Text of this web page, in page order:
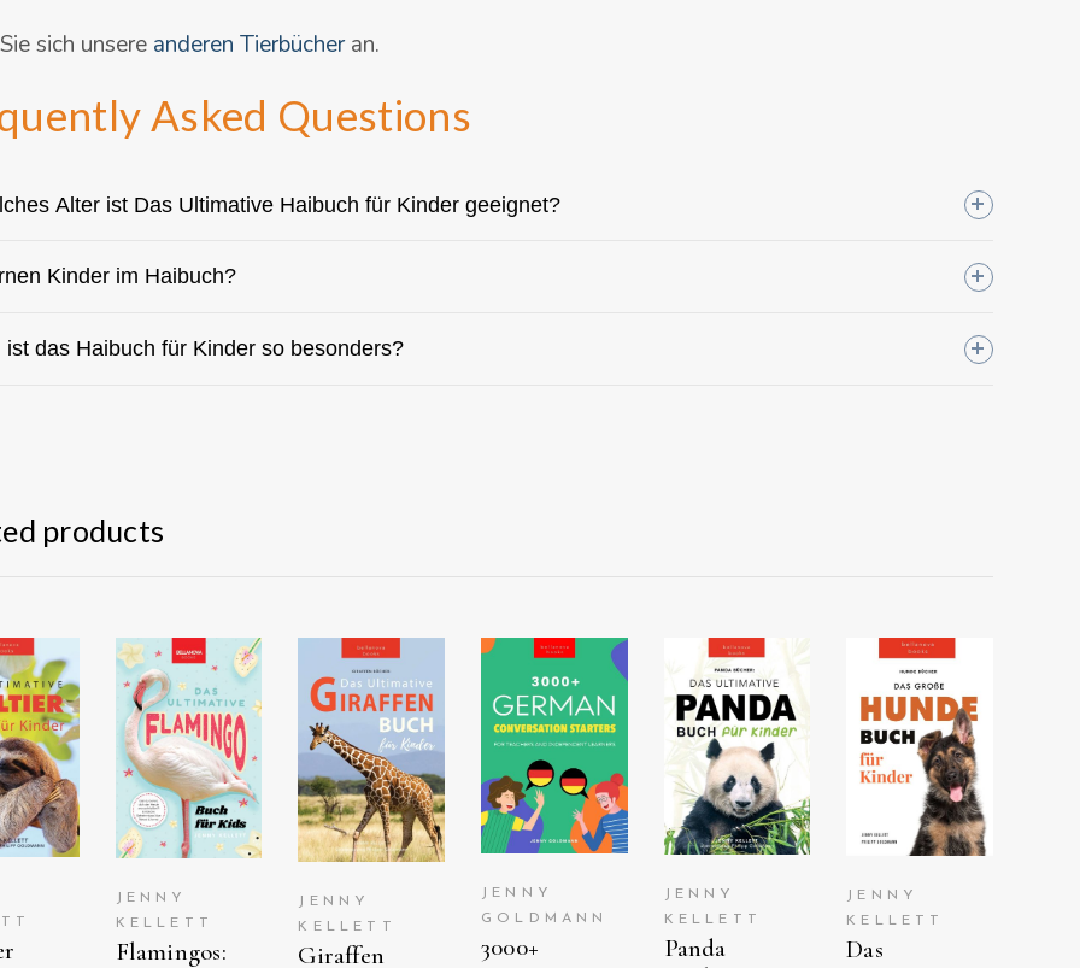
sich unsere anderen Tierbücheran.
Asked Questions
Alter ist Das Ultimative Haibuch für Kinder geeignet?
Kinder im Haibuch?
ist das Haibuch für Kinder so besonders?
products
ANSEHEN
AUF
AMAZON
JENNY
KELLETT
Flamingos:
ANSEHEN
AUF
AMAZON
JENNY
KELLETT
Giraffen
VIEW ON
AMAZON
JENNY
GOLDMANN
3000+
ANSEHEN
AUF
AMAZON
JENNY
KELLETT
Panda
ANSEHEN
AUF
AMAZON
JENNY
KELLETT
Das